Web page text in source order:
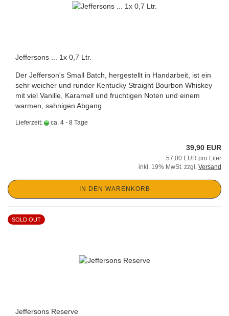
Jeffersons ... 1x 0,7 Ltr.
Der Jefferson's Small Batch, hergestellt in Handarbeit, ist ein
sehr weicher und runder Kentucky Straight Bourbon Whiskey
mit viel Vanille, Karamell und fruchtigen Noten und einem
warmen, sahnigen Abgang.
Lieferzeit: ca. 4 - 8 Tage
39,90 EUR
57,00 EUR pro Liter
inkl. 19% MwSt. zzgl. Versand
IN DEN WARENKORB
SOLD OUT
Jeffersons Reserve